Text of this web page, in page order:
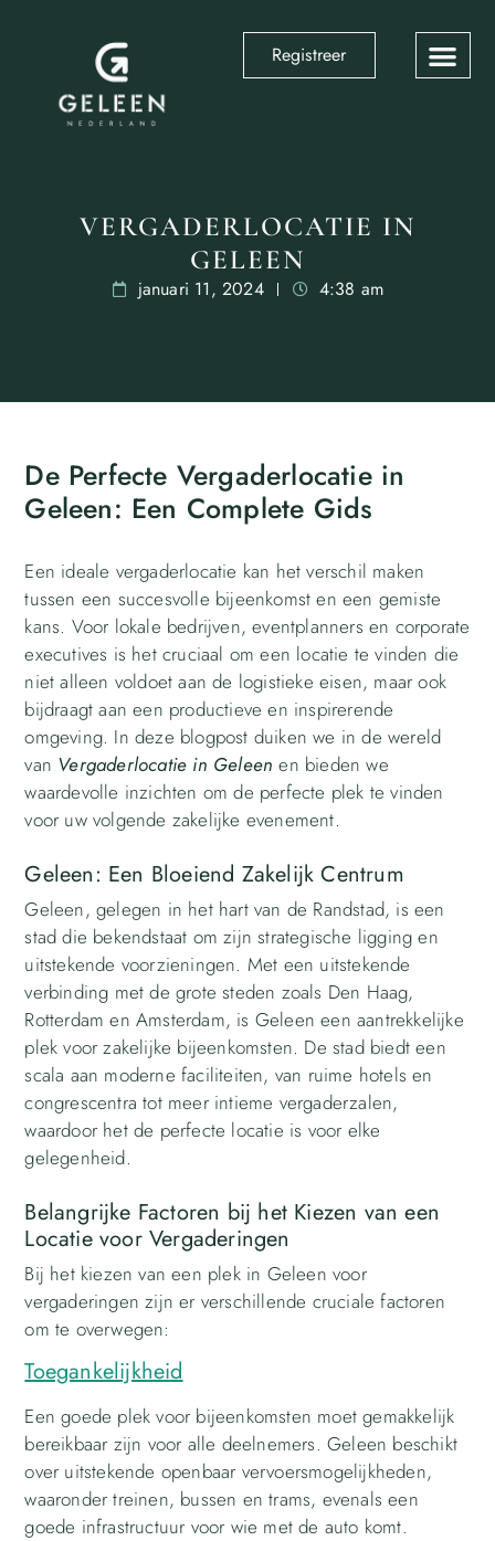
Registreer
VERGADERLOCATIE IN
GELEEN
januari 11, 2024 4:38 am
De Perfecte Vergaderlocatie in
Geleen: Een Complete Gids
Een ideale vergaderlocatie kan het verschil maken
tussen een succesvolle bijeenkomst en een gemiste
kans. Voor lokale bedrijven, eventplanners en corporate
executives is het cruciaal om een locatie te vinden die
niet alleen voldoet aan de logistieke eisen, maar ook
bijdraagt aan een productieve en inspirerende
omgeving. In deze blogpost duiken we in de wereld
van Vergaderlocatie in Geleen en bieden we
waardevolle inzichten om de perfecte plek te vinden
voor uw volgende zakelijke evenement.
Geleen: Een Bloeiend Zakelijk Centrum
Geleen, gelegen in het hart van de Randstad, is een
stad die bekendstaat om zijn strategische ligging en
uitstekende voorzieningen. Met een uitstekende
verbinding met de grote steden zoals Den Haag,
Rotterdam en Amsterdam, is Geleen een aantrekkelijke
plek voor zakelijke bijeenkomsten. De stad biedt een
scala aan moderne faciliteiten, van ruime hotels en
congrescentra tot meer intieme vergaderzalen,
waardoor het de perfecte locatie is voor elke
gelegenheid.
Belangrijke Factoren bij het Kiezen van een
Locatie voor Vergaderingen
Bij het kiezen van een plek in Geleen voor
vergaderingen zijn er verschillende cruciale factoren
om te overwegen:
Toegankelijkheid
Een goede plek voor bijeenkomsten moet gemakkelijk
bereikbaar zijn voor alle deelnemers. Geleen beschikt
over uitstekende openbaar vervoersmogelijkheden,
waaronder treinen, bussen en trams, evenals een
goede infrastructuur voor wie met de auto komt.